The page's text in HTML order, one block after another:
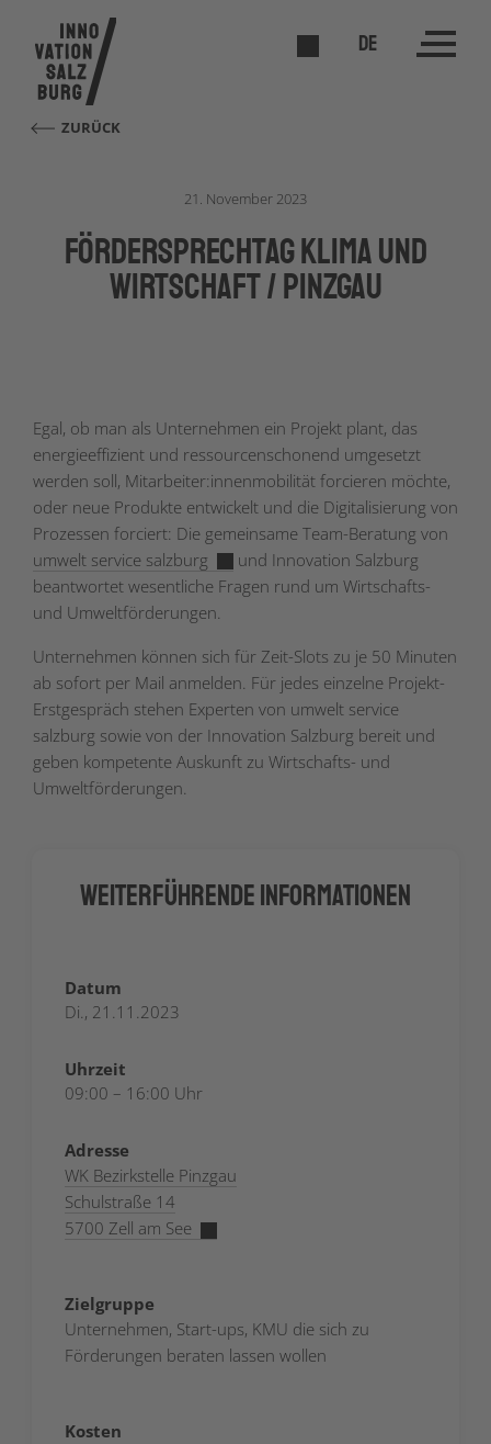
DE
ZURÜCK
21. November 2023
förderSPRECHTAG Klima und
Wirtschaft / Pinzgau
Egal, ob man als Unternehmen ein Projekt plant, das
energieeffizient und ressourcenschonend umgesetzt
werden soll, Mitarbeiter:innenmobilität forcieren möchte,
oder neue Produkte entwickelt und die Digitalisierung von
Prozessen forciert: Die gemeinsame Team-Beratung von
umwelt service salzburg
und Innovation Salzburg
beantwortet wesentliche Fragen rund um Wirtschafts-
und Umweltförderungen.
Unternehmen können sich für Zeit-Slots zu je 50 Minuten
ab sofort per Mail anmelden. Für jedes einzelne Projekt-
Erstgespräch stehen Experten von umwelt service
salzburg sowie von der Innovation Salzburg bereit und
geben kompetente Auskunft zu Wirtschafts- und
Umweltförderungen.
Weiterführende Informationen
Datum
Di., 21.11.2023
Uhrzeit
09:00 – 16:00 Uhr
Adresse
WK Bezirkstelle Pinzgau
Schulstraße 14
5700 Zell am See
Zielgruppe
Unternehmen, Start-ups, KMU die sich zu
Förderungen beraten lassen wollen
Kosten